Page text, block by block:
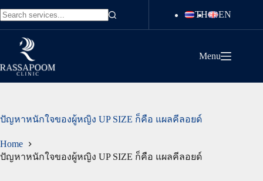
to
results
TH EN
Menu
ปัญหาหนักใจของผู้หญิง UP SIZE ก็คือ แผลคีลอยด์
Home
ปัญหาหนักใจของผู้หญิง UP SIZE ก็คือ แผลคีลอยด์